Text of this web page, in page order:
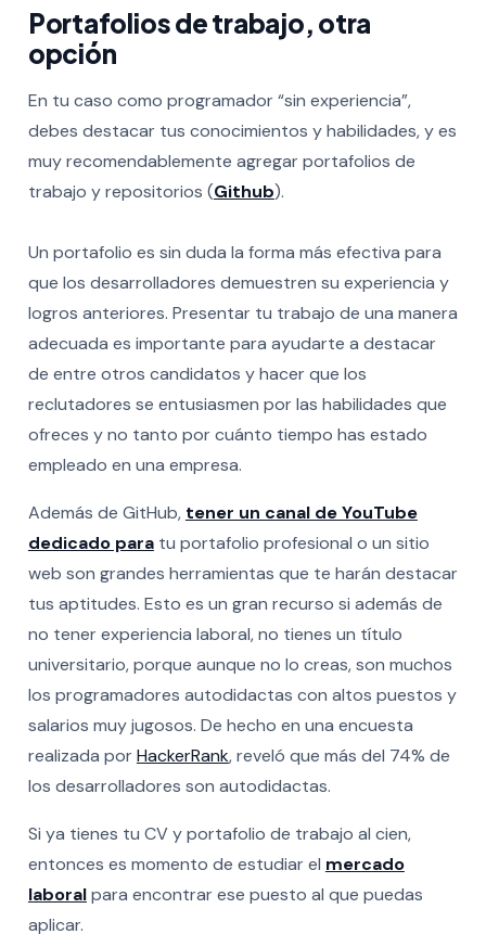
Portafolios de trabajo, otra
opción
En tu caso como programador “sin experiencia”,
debes destacar tus conocimientos y habilidades, y es
muy recomendablemente agregar portafolios de
trabajo y repositorios (Github).
Un portafolio es sin duda la forma más efectiva para
que los desarrolladores demuestren su experiencia y
logros anteriores. Presentar tu trabajo de una manera
adecuada es importante para ayudarte a destacar
de entre otros candidatos y hacer que los
reclutadores se entusiasmen por las habilidades que
ofreces y no tanto por cuánto tiempo has estado
empleado en una empresa.
Además de GitHub, tener un canal de YouTube
dedicado paratu portafolio profesional o un sitio
web son grandes herramientas que te harán destacar
tus aptitudes. Esto es un gran recurso si además de
no tener experiencia laboral, no tienes un título
universitario, porque aunque no lo creas, son muchos
los programadores autodidactas con altos puestos y
salarios muy jugosos. De hecho en una encuesta
realizada por HackerRank, reveló que más del 74% de
los desarrolladores son autodidactas.
Si ya tienes tu CV y portafolio de trabajo al cien,
entonces es momento de estudiar el mercado
laboralpara encontrar ese puesto al que puedas
aplicar.